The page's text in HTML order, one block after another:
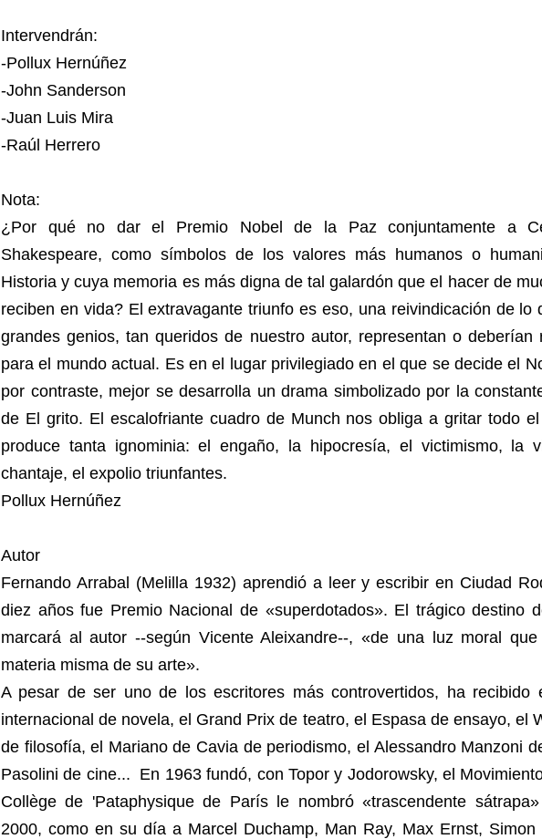
Intervendrán:
-Pollux Hernúñez
-John Sanderson
-Juan Luis Mira
-Raúl Herrero
Nota:
¿Por qué no dar el Premio Nobel de la Paz conjuntamente a
Shakespeare, como símbolos de los valores más humanos o
Historia y cuya memoria es más digna de tal galardón que el hacer de
reciben en vida? El extravagante triunfo es eso, una reivindicación de lo
grandes genios, tan queridos de nuestro autor, representan o deberían
para el mundo actual. Es en el lugar privilegiado en el que se decide el
por contraste, mejor se desarrolla un drama simbolizado por la
de El grito. El escalofriante cuadro de Munch nos obliga a gritar todo
produce tanta ignominia: el engaño, la hipocresía, el victimismo, la
chantaje, el expolio triunfantes.
Pollux Hernúñez
Autor
Fernando Arrabal (Melilla 1932) aprendió a leer y escribir en Ciudad
diez años fue Premio Nacional de «superdotados». El trágico destino
marcará al autor --según Vicente Aleixandre--, «de una luz moral
materia misma de su arte».
A pesar de ser uno de los escritores más controvertidos, ha recibido
internacional de novela, el Grand Prix de teatro, el Espasa de ensayo, el
de filosofía, el Mariano de Cavia de periodismo, el Alessandro Manzoni
Pasolini de cine... En 1963 fundó, con Topor y Jodorowsky, el
Collège de 'Pataphysique de París le nombró «trascendente
2000, como en su día a Marcel Duchamp, Man Ray, Max Ernst, Simon